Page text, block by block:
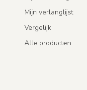
Mijn verlanglijst
Vergelijk
Alle producten